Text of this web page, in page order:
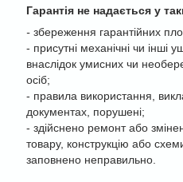
Гарантія не надається у
- збереження гарантійних
- присутні механічні чи інші
внаслідок умисних чи
осіб;
- правила використання,
документах, порушені;
- здійснено ремонт або
товару, конструкцію або
заповнено неправильно.